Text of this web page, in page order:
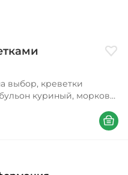
выбор, креветки
куриный, морковь,
свежие, соус
В